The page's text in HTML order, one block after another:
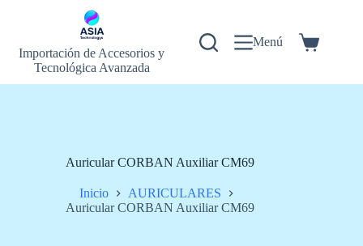
Importación de Accesorios y
Tecnológica Avanzada
Menú
Carrito
Auricular CORBAN Auxiliar CM69
Inicio
AURICULARES
Auricular CORBAN Auxiliar CM69